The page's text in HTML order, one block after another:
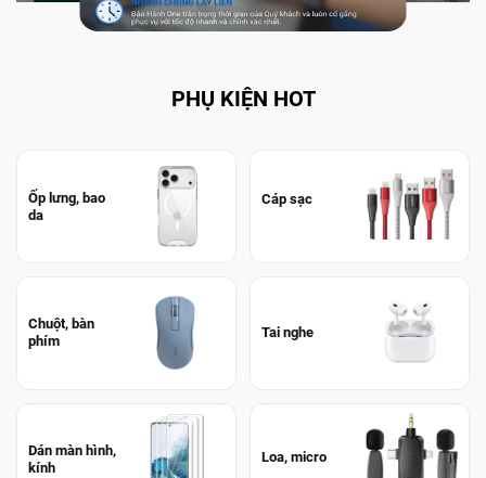
PHỤ KIỆN HOT
Ốp lưng, bao
da
Cáp sạc
Chuột, bàn
phím
Tai nghe
Dán màn hình,
kính
Loa, micro